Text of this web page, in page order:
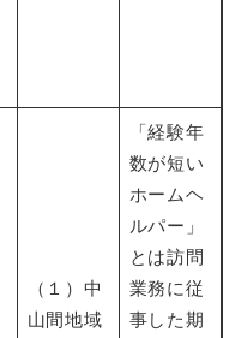
（１）中
山間地域
「経験年
数が短い
ホームヘ
ルパー」
とは訪問
業務に従
事した期